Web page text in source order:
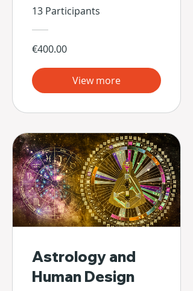
13 Participants
€400.00
View more
Astrology and
Human Design